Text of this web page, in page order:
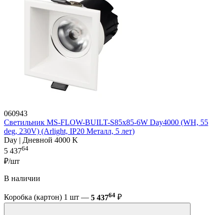
060943
Светильник MS-FLOW-BUILT-S85x85-6W Day4000 (WH, 55
deg, 230V) (Arlight, IP20 Металл, 5 лет)
Day | Дневной 4000 K
5 43764
₽/шт
В наличии
Коробка (картон) 1 шт — 5 43764 ₽